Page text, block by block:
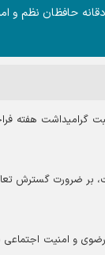
حافظان نظم و
گرامیداشت هفته
بر ضرورت گسترش
و امنیت اجتماعی